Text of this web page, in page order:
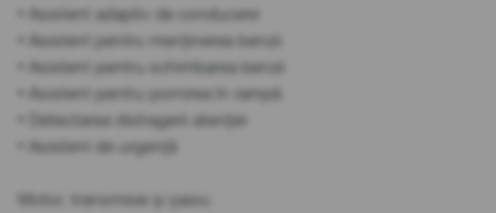
• Asistent adaptiv de conducere
• Asistent pentru menținerea benzii
• Asistent pentru schimbarea benzii
• Asistent pentru pornirea în rampă
• Detectarea distragerii atenției
• Asistent de urgență
Motor, transmisie și șasiu: